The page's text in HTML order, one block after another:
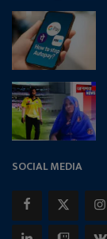
SOCIAL MEDIA